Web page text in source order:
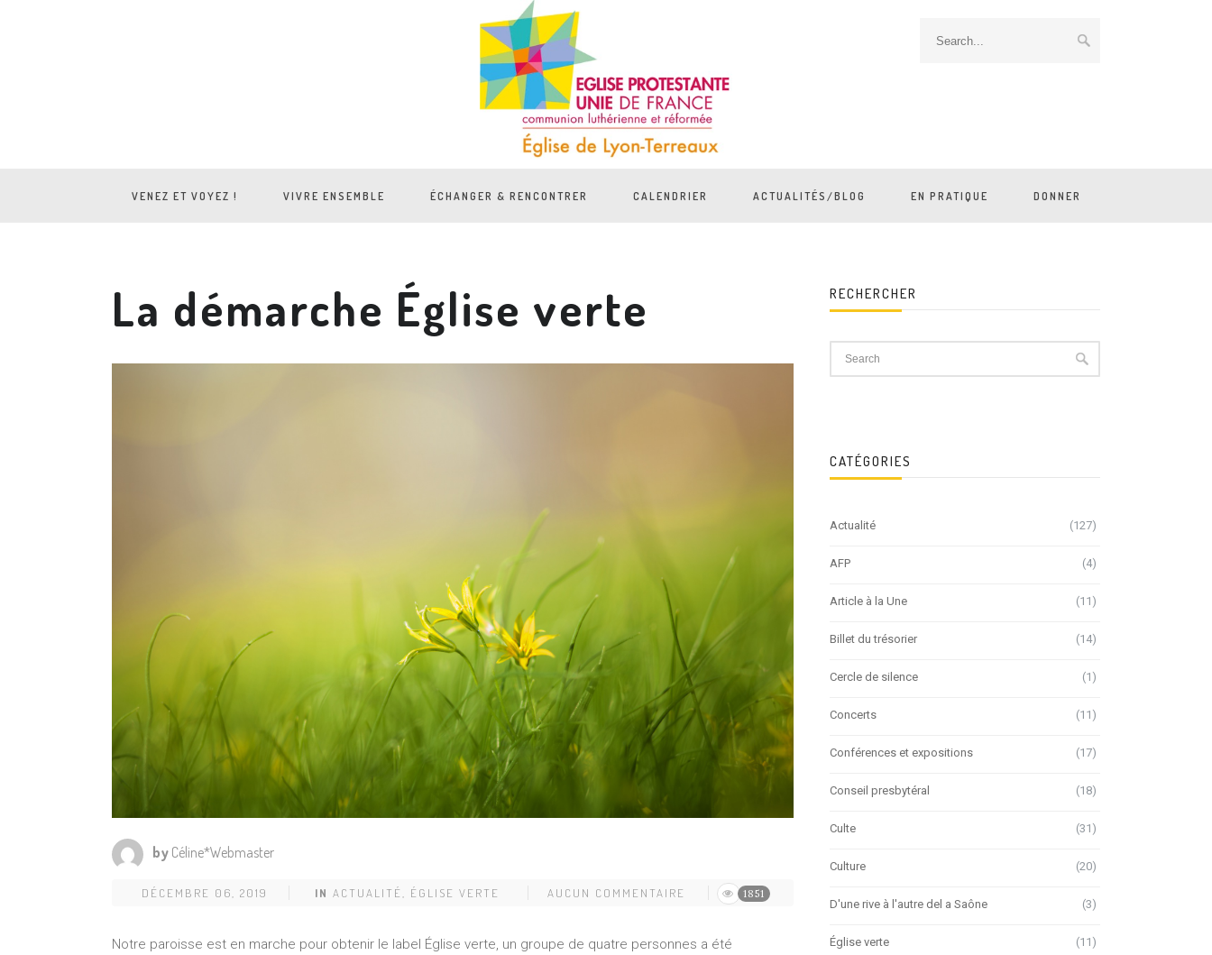
VENEZ ET VOYEZ ! VIVRE ENSEMBLE ÉCHANGER & RENCONTRER CALENDRIER ACTUALITÉS/BLOG EN PRATIQUE DONNER
La démarche Église verte
by Céline*Webmaster
DÉCEMBRE 06, 2019 IN ACTUALITÉ ÉGLISE VERTE AUCUN COMMENTAIRE 1851
Notre paroisse est en marche pour obtenir le label Église verte, un groupe de quatre personnes a été
RECHERCHER
CATÉGORIES
Actualité (127)
AFP (4)
Article à la Une (11)
Billet du trésorier (14)
Cercle de silence (1)
Concerts (11)
Conférences et expositions (17)
Conseil presbytéral (18)
Culte (31)
Culture (20)
D'une rive à l'autre del a Saône (3)
Église verte (11)